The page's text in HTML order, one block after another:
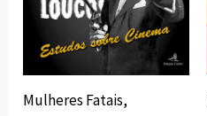
Mulheres Fatais,